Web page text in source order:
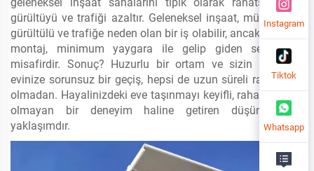
gürültüyü ve trafiği azaltır. Geleneksel inşaat, müdahaleci,
gürültülü ve trafiğe neden olan bir iş olabilir, ancak modüler
montaj, minimum yaygara ile gelip giden sessiz bir
misafirdir. Sonuç? Huzurlu bir ortam ve sizin için yeni
evinize sorunsuz bir geçiş, hepsi de uzun süreli rahatsızlık
olmadan. Hayalinizdeki eve taşınmayı keyifli, rahatsız edici
olmayan bir deneyim haline getiren düşünceli bir
yaklaşımdır.
Instagram
Tiktok
Whatsapp